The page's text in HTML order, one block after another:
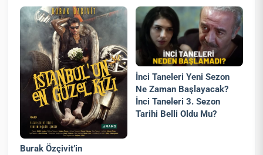
Burak Özçivit’in
İnci Taneleri Yeni Sezon
Ne Zaman Başlayacak?
İnci Taneleri 3. Sezon
Tarihi Belli Oldu Mu?